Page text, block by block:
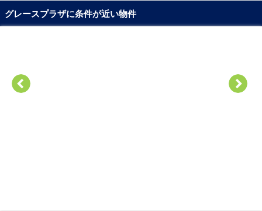
グレースプラザに条件が近い物件